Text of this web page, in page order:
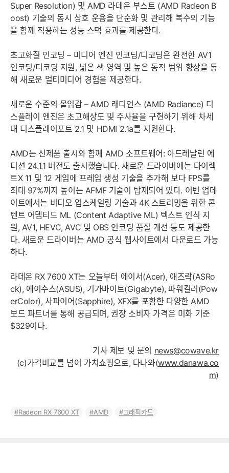
Super Resolution) 및 AMD 라데온 부스트 (AMD Radeon B
oost) 기술의 동시 상호 운용을 단순화 및 관리해 복수의 기능
을 함께 적용하는 성능 스택 효과를 제공한다.
초고화질 인코딩 – 미디어 엔진 인코딩/디코딩은 완전한 AV1
인코딩/디코딩 지원, 넓은 색 영역 및 높은 동적 범위 향상을 통
해 새로운 멀티미디어 경험을 제공한다.
새로운 수준의 몰입감 – AMD 래디언스 (AMD Radiance) 디
스플레이 엔진은 초고해상도 및 주사율을 구현하기 위해 차세
대 디스플레이포트 2.1 및 HDMI 2.1a를 지원한다.
AMD는 신제품 출시와 함께 AMD 소프트웨어: 아드레날린 에
디션 24.1.1 버전도 출시했습니다. 새로운 드라이버에는 다이렉
트X 11 및 12 게임에 프레임 생성 기술을 추가해 보다 FPS를
최대 97%까지 높이는 AFMF 기술이 탑재되어 있다. 이번 업데
이트에서는 비디오 업스케일링 기술과 4K 스트리밍을 위한 콘
텐트 어뎁티드 ML (Content Adaptive ML) 텍스트 인식 지
원, AV1, HEVC, AVC 및 OBS 인코딩 품질 개선 등도 제공한
다. 새로운 드라이버는 AMD 공식 웹사이트에서 다운로드 가능
하다.
라데온 RX 7600 XT는 오늘부터 에이서(Acer), 애즈락(ASRo
ck), 에이수스(ASUS), 기가바이트(Gigabyte), 파워컬러(Pow
erColor), 사파이어(Sapphire), XFX를 포함한 다양한 AMD
보드 파트너를 통해 공급되며, 권장 소비자 가격은 미화 기준
$329이다.
기사 제보 및 문의 news@cowave.kr
(c)가격비교를 넘어 가치쇼핑으로, 다나와(www.danawa.co
m)
Radeon RX 7600 XT AMD 그래픽카드